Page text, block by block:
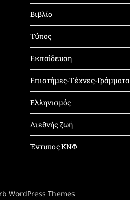
Βιβλίο
Τύπος
Εκπαίδευση
Επιστήμες-Τέχνες-Γράμματα
Ελληνισμός
Διεθνής ζωή
Έντυπος ΚΝΦ
WordPress Themes